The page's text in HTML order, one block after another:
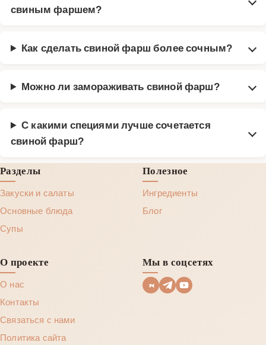
свиным фаршем?
Как сделать свиной фарш более сочным?
Можно ли замораживать свиной фарш?
С какими специями лучше сочетается
свиной фарш?
Разделы
Закуски и салаты
Основные блюда
Супы
Полезное
Ингредиенты
Блог
О проекте
О нас
Контакты
Связаться с нами
Политика сайта
Мы в соцсетях